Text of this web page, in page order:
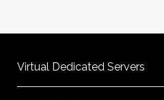
Virtual Dedicated Servers